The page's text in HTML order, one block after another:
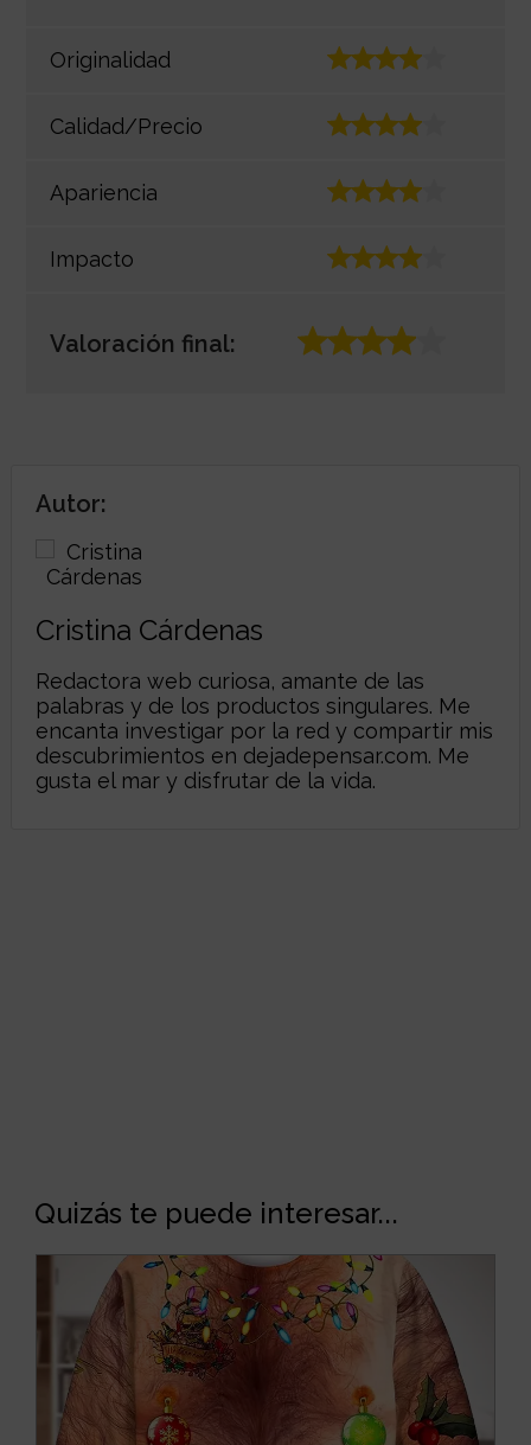
Originalidad
Calidad/Precio
Apariencia
Impacto
Valoración final:
Autor:
Cristina Cárdenas
Redactora web curiosa, amante de las
palabras y de los productos singulares. Me
encanta investigar por la red y compartir mis
descubrimientos en dejadepensar.com. Me
gusta el mar y disfrutar de la vida.
Quizás te puede interesar...